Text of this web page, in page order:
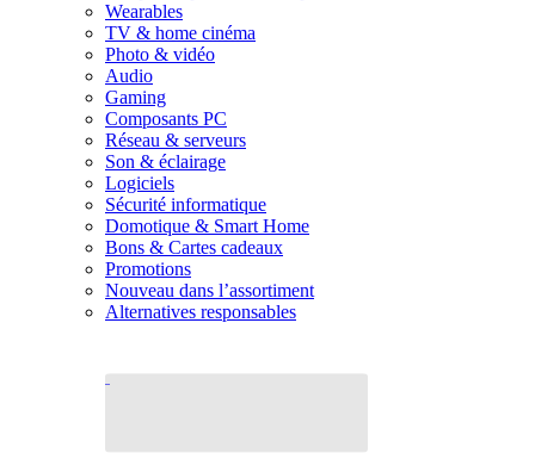
Wearables
TV & home cinéma
Photo & vidéo
Audio
Gaming
Composants PC
Réseau & serveurs
Son & éclairage
Logiciels
Sécurité informatique
Domotique & Smart Home
Bons & Cartes cadeaux
Promotions
Nouveau dans l’assortiment
Alternatives responsables